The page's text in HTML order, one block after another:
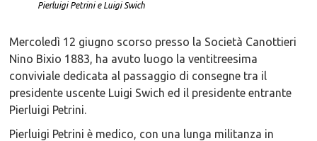
Pierluigi Petrini e Luigi Swich
Mercoledì 12 giugno scorso presso la Società Canottieri
Nino Bixio 1883, ha avuto luogo la ventitreesima
conviviale dedicata al passaggio di consegne tra il
presidente uscente Luigi Swich ed il presidente entrante
Pierluigi Petrini.
Pierluigi Petrini è medico, con una lunga militanza in